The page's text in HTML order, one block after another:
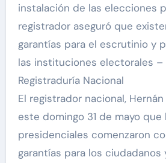
instalación de las elecciones
registrador aseguró que
garantías para el escrutinio y
las instituciones electorales
Registraduría Nacional
El registrador nacional,
este domingo 31 de mayo
presidenciales comenzaron
garantías para los